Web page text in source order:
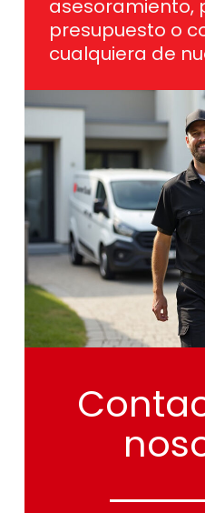
asesoramiento,
presupuesto o
cualquiera de